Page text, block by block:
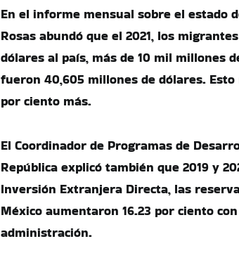
En el informe mensual sobre el estado
Rosas abundó que el 2021, los
dólares al país, más de 10 mil millones
fueron 40,605 millones de dólares.
por ciento más.
El Coordinador de Programas de
República explicó también que 2019 y
Inversión Extranjera Directa, las
México aumentaron 16.23 por ciento
administración.